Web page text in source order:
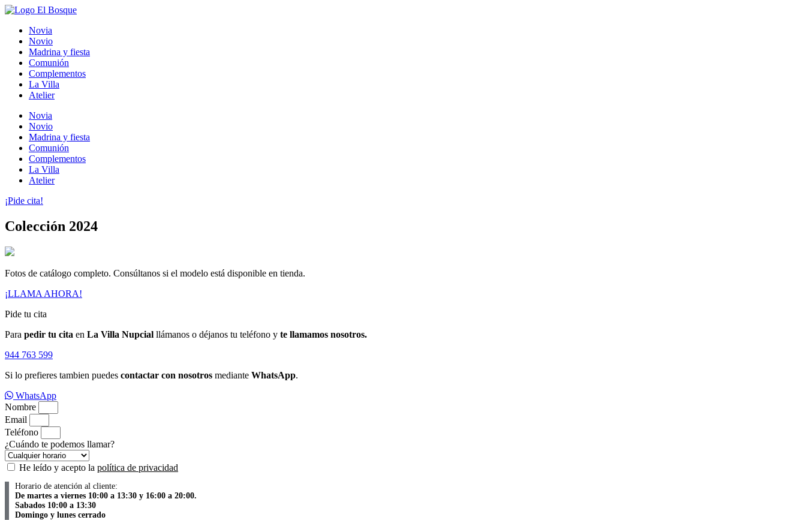
Ir
contenidoNovia
Novio
Madrina y fiesta
Comunión
Complementos
La Villa
Atelier
Novia
Novio
Madrina y fiesta
Comunión
Complementos
La Villa
Atelier
¡Pide cita!
Colección 2024
Fotos de catálogo completo. Consúltanos si el modelo está disponible en tienda.
¡LLAMA AHORA!
Pide tu cita
Para pedir tu cita en La Villa Nupcial llámanos o déjanos tu teléfono y te llamamos nosotros.
944 763 599
Si lo prefieres tambien puedes contactar con nosotros mediante WhatsApp.
WhatsApp
Nombre
Email
Teléfono
¿Cuándo te podemos llamar?
He leído y acepto la política de privacidad
Horario de atención al cliente:
De martes a viernes 10:00 a 13:30 y 16:00 a 20:00.
Sabados 10:00 a 13:30
Domingo y lunes cerrado